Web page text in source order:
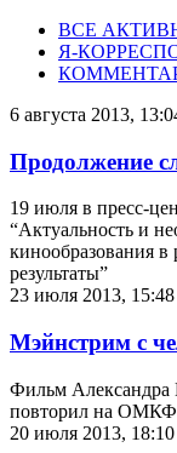
ВСЕ
Я-
6 августа 2013,
Продолжение
19 июля в пресс-
“Актуальность и
кинообразования в
результаты”
23 июля 2013, 15:48
Мэйнстрим с
Фильм Александра
повторил на ОМКФ
20 июля 2013, 18:10